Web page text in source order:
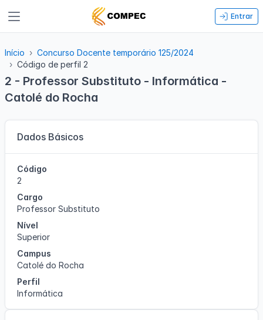
Entrar
Início
Concurso Docente temporário 125/2024
Código de perfil 2
2 - Professor Substituto - Informática -
Catolé do Rocha
Dados Básicos
Código
2
Cargo
Professor Substituto
Nível
Superior
Campus
Catolé do Rocha
Perfil
Informática